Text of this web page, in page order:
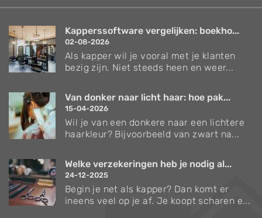
Kapperssoftware vergelijken: boekho...
02-08-2026
Als kapper wil je vooral met je klanten
bezig zijn. Niet steeds heen en weer...
Van donker naar licht haar: hoe pak...
15-04-2026
Wil je van een donkere naar een lichtere
haarkleur? Bijvoorbeeld van zwart na...
Welke verzekeringen heb je nodig al...
24-12-2025
Begin je net als kapper? Dan komt er
ineens veel op je af. Je koopt scharen e...